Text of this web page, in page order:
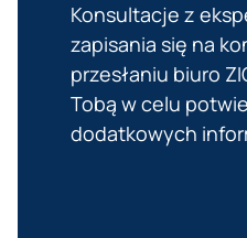
Konsultacje z
zapisania się na
przesłaniu biuro
Tobą w celu
dodatkowych